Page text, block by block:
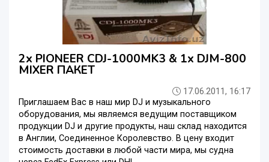
2x PIONEER CDJ-1000MK3 & 1x DJM-800
MIXER ПАКЕТ
17.06.2011, 16:17
Приглашаем Вас в наш мир DJ и музыкального
оборудования, мы являемся ведущим поставщиком
продукции DJ и другие продукты, наш склад находится
в Англии, Соединенное Королевство. В цену входит
стоимость доставки в любой части мира, мы судна